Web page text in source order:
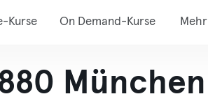
Kurse On Demand-Kurse Mehr
München